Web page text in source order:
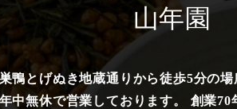
山年園
巣鴨とげぬき地蔵通りから徒歩5分の場
中無休で営業しております。 創業70